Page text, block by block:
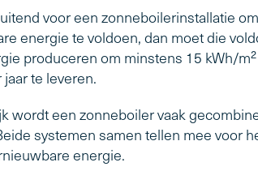
voor een zonneboilerinstallatie
energie te voldoen, dan moet die
produceren om minstens 15 kWh/
te leveren.
wordt een zonneboiler vaak
systemen samen tellen mee voor
energie.